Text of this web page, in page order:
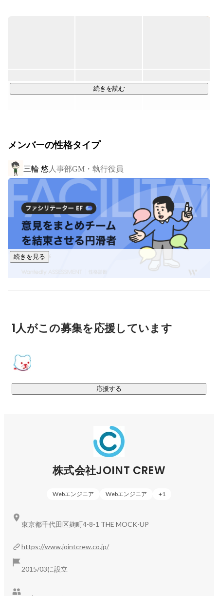
ており、社員一人ひとりのワークライフバランスの実現や、
・社員とその家族が、この会社で働いてよかったと心から思
える環境をつくる
このテーマを土台に、目標でもある「安心して一生働ける、
働いていきたいと思える環境を構築」することを目指してい
ます。
人を大切にしながら、未来をつくる。それが私たちJOINT
CREWです。
続きを読む
メンバーの性格タイプ
三輪 悠 人事部GM・執行役員
人事部
続きを見る
1人がこの募集を応援しています
応援する
株式会社JOINT CREW
Webエンジニア Webエンジニア +1
https://www.jointcrew.co.jp/
2015/03に設立
東京都千代田区麹町4-8-1 THE MOCK-UP